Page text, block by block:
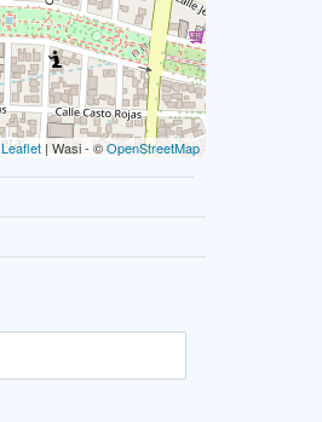
Leaflet | Wasi - ©OpenStreetMap